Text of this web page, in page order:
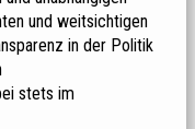
und weitsichtigen
in der Politik
stets im